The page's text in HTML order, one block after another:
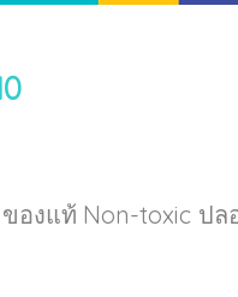
องแท้ Non-toxic ปล